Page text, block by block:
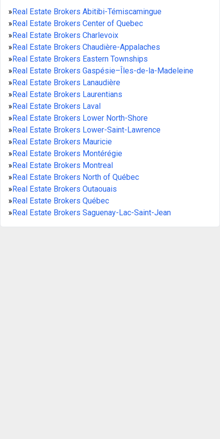
»Real Estate Brokers Abitibi-Témiscamingue
»Real Estate Brokers Center of Quebec
»Real Estate Brokers Charlevoix
»Real Estate Brokers Chaudière-Appalaches
»Real Estate Brokers Eastern Townships
»Real Estate Brokers Gaspésie–Îles-de-la-Madeleine
»Real Estate Brokers Lanaudière
»Real Estate Brokers Laurentians
»Real Estate Brokers Laval
»Real Estate Brokers Lower North-Shore
»Real Estate Brokers Lower-Saint-Lawrence
»Real Estate Brokers Mauricie
»Real Estate Brokers Montérégie
»Real Estate Brokers Montreal
»Real Estate Brokers North of Québec
»Real Estate Brokers Outaouais
»Real Estate Brokers Québec
»Real Estate Brokers Saguenay-Lac-Saint-Jean